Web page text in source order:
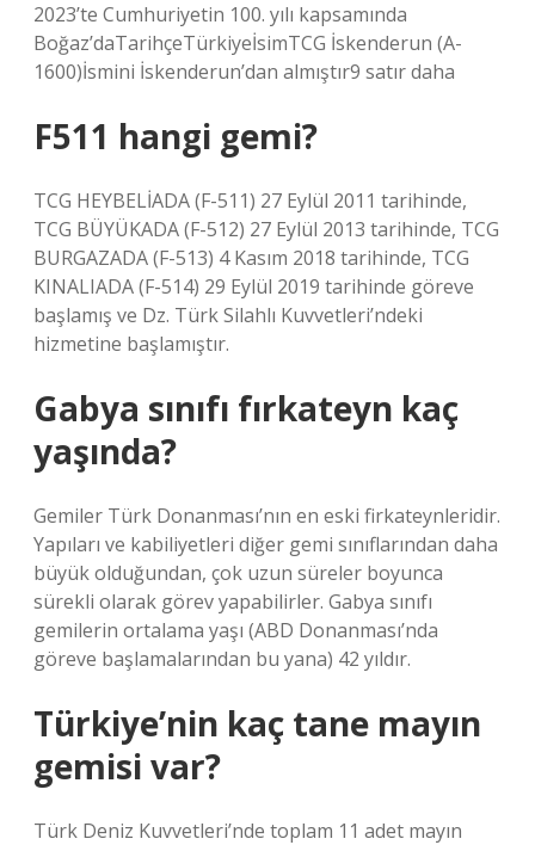
2023’te Cumhuriyetin 100. yılı kapsamında
Boğaz’daTarihçeTürkiyeİsimTCG İskenderun (A-
1600)İsmini İskenderun’dan almıştır9 satır daha
F511 hangi gemi?
TCG HEYBELİADA (F-511) 27 Eylül 2011 tarihinde,
TCG BÜYÜKADA (F-512) 27 Eylül 2013 tarihinde, TCG
BURGAZADA (F-513) 4 Kasım 2018 tarihinde, TCG
KINALIADA (F-514) 29 Eylül 2019 tarihinde göreve
başlamış ve Dz. Türk Silahlı Kuvvetleri’ndeki
hizmetine başlamıştır.
Gabya sınıfı fırkateyn kaç
yaşında?
Gemiler Türk Donanması’nın en eski firkateynleridir.
Yapıları ve kabiliyetleri diğer gemi sınıflarından daha
büyük olduğundan, çok uzun süreler boyunca
sürekli olarak görev yapabilirler. Gabya sınıfı
gemilerin ortalama yaşı (ABD Donanması’nda
göreve başlamalarından bu yana) 42 yıldır.
Türkiye’nin kaç tane mayın
gemisi var?
Türk Deniz Kuvvetleri’nde toplam 11 adet mayın